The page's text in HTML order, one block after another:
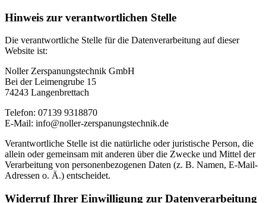
Hinweis zur verantwortlichen Stelle
Die verantwortliche Stelle für die Datenverarbeitung auf dieser
Website ist:
Noller Zerspanungstechnik GmbH
Bei der Leimengrube 15
74243 Langenbrettach
Telefon: 07139 9318870
E-Mail: info@noller-zerspanungstechnik.de
Verantwortliche Stelle ist die natürliche oder juristische Person, die
allein oder gemeinsam mit anderen über die Zwecke und Mittel der
Verarbeitung von personenbezogenen Daten (z. B. Namen, E-Mail-
Adressen o. Ä.) entscheidet.
Widerruf Ihrer Einwilligung zur Datenverarbeitung